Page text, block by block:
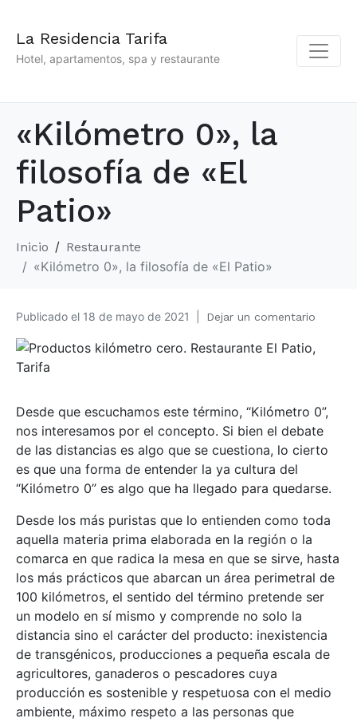
La Residencia Tarifa
Hotel, apartamentos, spa y restaurante
«Kilómetro 0», la
filosofía de «El
Patio»
Inicio Restaurante
«Kilómetro 0», la filosofía de «El Patio»
Publicado el 18 de mayo de 2021 Dejar un comentario
Desde que escuchamos este término, “Kilómetro 0”,
nos interesamos por el concepto. Si bien el debate
de las distancias es algo que se cuestiona, lo cierto
es que una forma de entender la ya cultura del
“Kilómetro 0” es algo que ha llegado para quedarse.
Desde los más puristas que lo entienden como toda
aquella materia prima elaborada en la región o la
comarca en que radica la mesa en que se sirve, hasta
los más prácticos que abarcan un área perimetral de
100 kilómetros, el sentido del término pretende ser
un modelo en sí mismo y comprende no solo la
distancia sino el carácter del producto: inexistencia
de transgénicos, producciones a pequeña escala de
agricultores, ganaderos o pescadores cuya
producción es sostenible y respetuosa con el medio
ambiente, máximo respeto a las personas que